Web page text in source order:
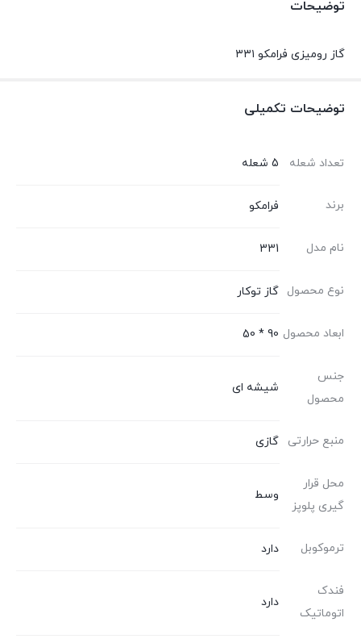
توضیحات
گاز رومیزی فرامکو ۳۳۱
توضیحات تکمیلی
تعداد شعله 5 شعله
برند فرامکو
نام مدل 331
نوع محصول گاز توکار
ابعاد محصول 90 * 50
جنس
محصول
شیشه ای
منبع حرارتی گازی
محل قرار
گیری پلوپز
وسط
ترموکوبل دارد
فندک
اتوماتیک
دارد